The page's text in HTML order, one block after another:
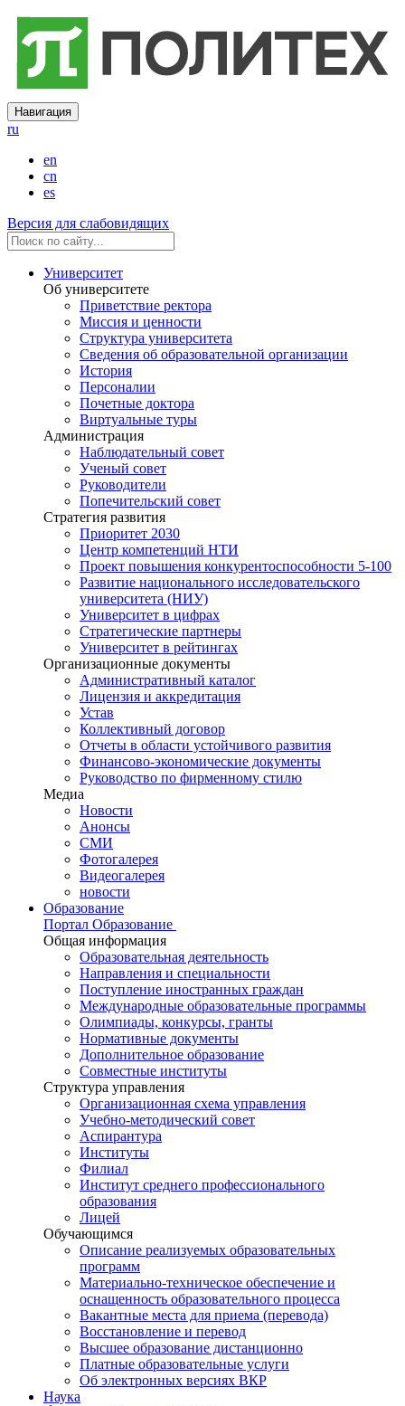
Навигация
ru
en
cn
es
Версия для слабовидящих
Университет
Об университете
Приветствие ректора
Миссия и ценности
Структура университета
Сведения об образовательной организации
История
Персоналии
Почетные доктора
Виртуальные туры
Администрация
Наблюдательный совет
Ученый совет
Руководители
Попечительский совет
Стратегия развития
Приоритет 2030
Центр компетенций НТИ
Проект повышения конкурентоспособности 5-100
Развитие национального исследовательского
университета (НИУ)
Университет в цифрах
Стратегические партнеры
Университет в рейтингах
Организационные документы
Административный каталог
Лицензия и аккредитация
Устав
Коллективный договор
Отчеты в области устойчивого развития
Финансово-экономические документы
Руководство по фирменному стилю
Медиа
Новости
Анонсы
СМИ
Фотогалерея
Видеогалерея
новости
Образование
Портал Образование
Общая информация
Образовательная деятельность
Направления и специальности
Поступление иностранных граждан
Международные образовательные программы
Олимпиады, конкурсы, гранты
Нормативные документы
Дополнительное образование
Совместные институты
Структура управления
Организационная схема управления
Учебно-методический совет
Аспирантура
Институты
Филиал
Институт среднего профессионального
образования
Лицей
Обучающимся
Описание реализуемых образовательных
программ
Материально-техническое обеспечение и
оснащенность образовательного процесса
Вакантные места для приема (перевода)
Восстановление и перевод
Высшее образование дистанционно
Платные образовательные услуги
Об электронных версиях ВКР
Наука